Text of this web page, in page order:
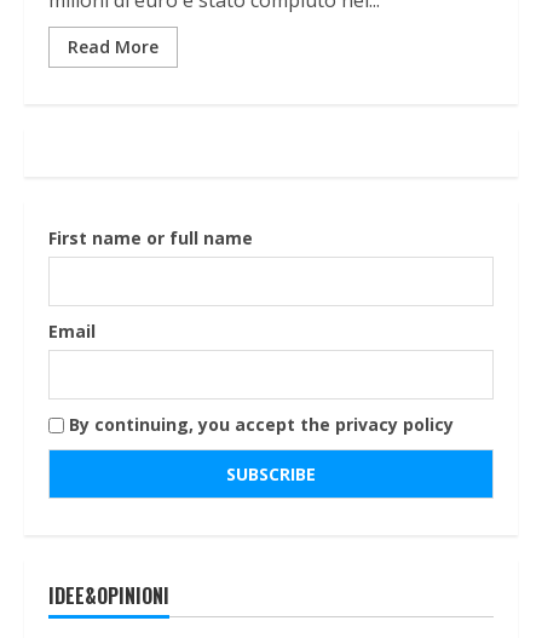
Read More
First name or full name
Email
By continuing, you accept the privacy policy
IDEE&OPINIONI